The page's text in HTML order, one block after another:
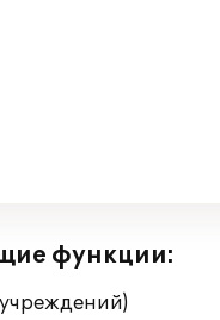
функции: